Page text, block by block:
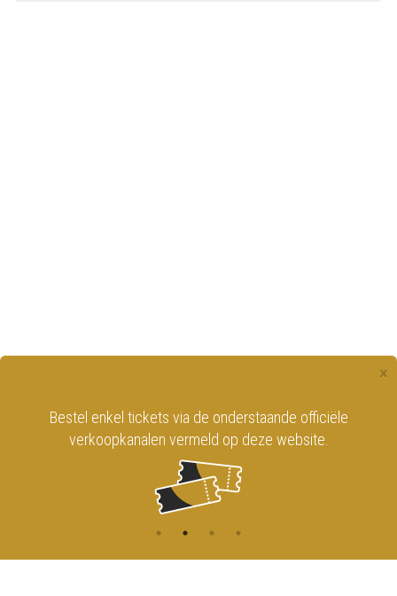
×
Bestel enkel tickets via de onderstaande officiële
verkoopkanalen vermeld op deze website.